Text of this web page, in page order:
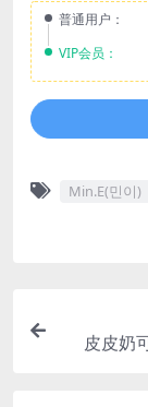
普通用户：
VIP会员：
Min.E(민이)
皮皮奶